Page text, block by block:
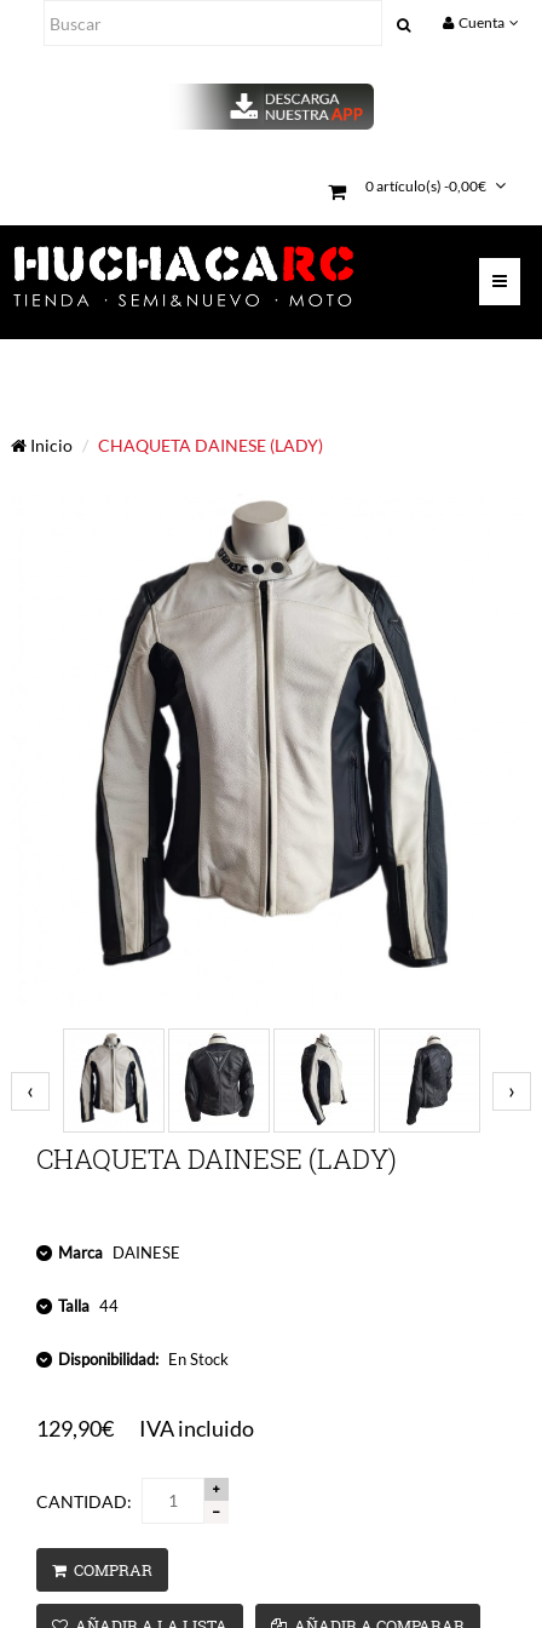
Cuenta
0 artículo(s) -0,00€
Inicio CHAQUETA DAINESE (LADY)
‹ ›
CHAQUETA DAINESE (LADY)
Marca DAINESE
Talla 44
Disponibilidad: En Stock
129,90€ IVA incluido
CANTIDAD:
COMPRAR